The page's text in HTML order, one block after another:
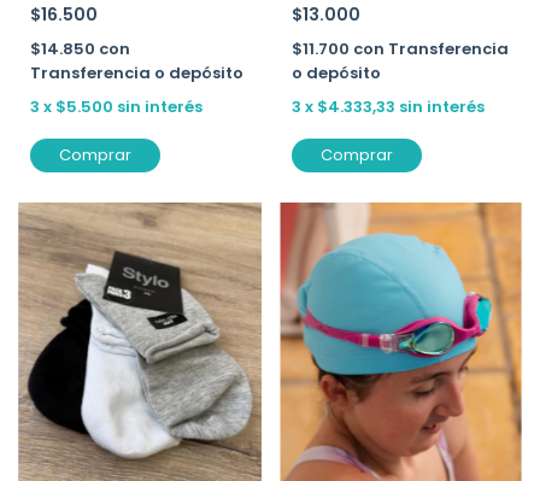
$16.500
$14.850 con
Transferencia o depósito
3 x $5.500 sin interés
Comprar
$13.000
$11.700 con Transferencia
o depósito
3 x $4.333,33 sin interés
Comprar